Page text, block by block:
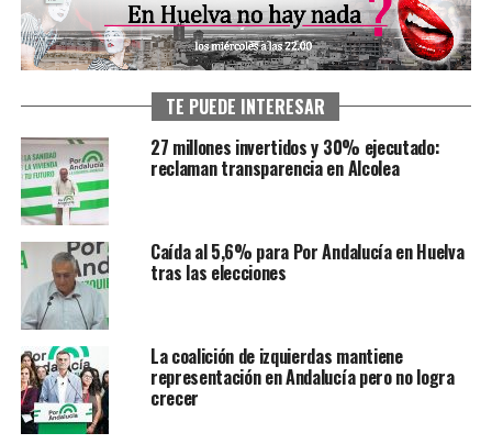
TE PUEDE INTERESAR
27 millones invertidos y 30% ejecutado:
reclaman transparencia en Alcolea
Caída al 5,6% para Por Andalucía en Huelva
tras las elecciones
La coalición de izquierdas mantiene
representación en Andalucía pero no logra
crecer